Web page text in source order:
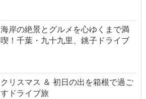
海岸の絶景とグルメを心ゆくまで満
喫！千葉・九十九里、銚子ドライブ
クリスマス ＆ 初日の出を箱根で過ご
すドライブ旅